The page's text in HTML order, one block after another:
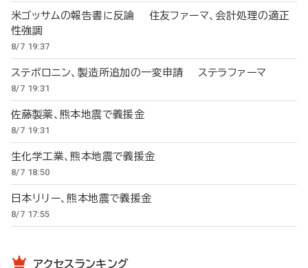
米ゴッサムの報告書に反論 住友ファーマ、会計処理の適正
性強調
8/7 19:37
ステボロニン、製造所追加の一変申請 ステラファーマ
8/7 19:31
佐藤製薬、熊本地震で義援金
8/7 19:31
生化学工業、熊本地震で義援金
8/7 18:50
日本リリー、熊本地震で義援金
8/7 17:55
アクセスランキング